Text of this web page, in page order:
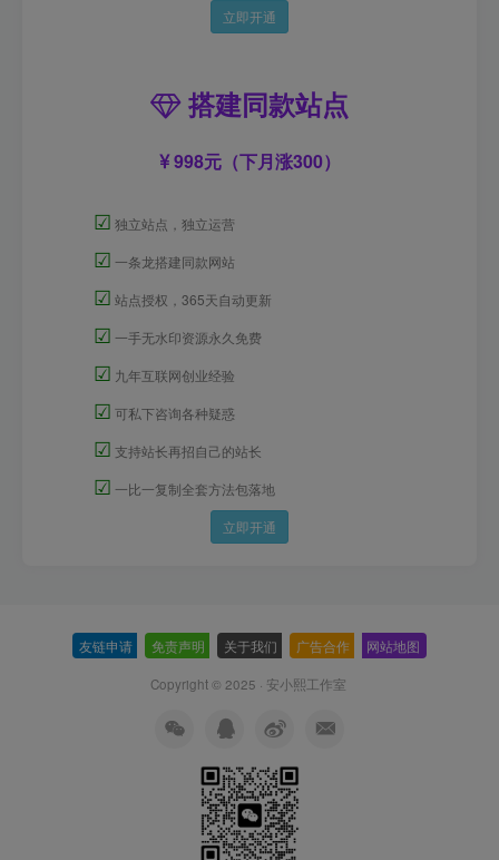
立即开通
搭建同款站点
998元（下月涨300）
☑ 独立站点，独立运营
☑ 一条龙搭建同款网站
☑ 站点授权，365天自动更新
☑ 一手无水印资源永久免费
☑ 九年互联网创业经验
☑ 可私下咨询各种疑惑
☑ 支持站长再招自己的站长
☑ 一比一复制全套方法包落地
立即开通
友链申请 免责声明 关于我们 广告合作 网站地图
Copyright © 2025 · 安小熙工作室